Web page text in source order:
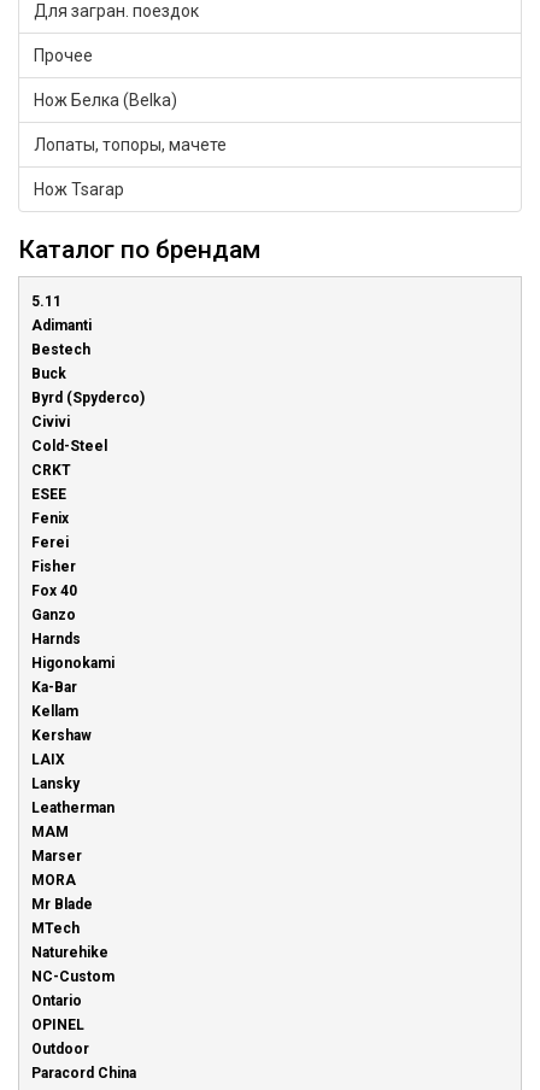
Для загран. поездок
Прочее
Нож Белка (Belka)
Лопаты, топоры, мачете
Нож Tsarap
Каталог по брендам
5.11
Adimanti
Bestech
Buck
Byrd (Spyderco)
Civivi
Cold-Steel
CRKT
ESEE
Fenix
Ferei
Fisher
Fox 40
Ganzo
Harnds
Higonokami
Ka-Bar
Kellam
Kershaw
LAIX
Lansky
Leatherman
MAM
Marser
MORA
Mr Blade
MTech
Naturehike
NC-Custom
Ontario
OPINEL
Outdoor
Paracord China